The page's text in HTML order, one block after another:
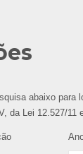
abaixo para
da Lei 12.527/